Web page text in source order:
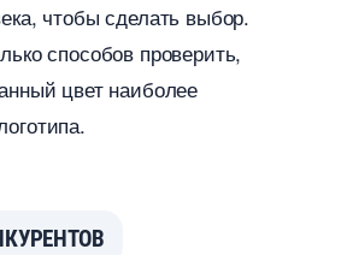
чтобы сделать выбор.
способов проверить,
цвет наиболее